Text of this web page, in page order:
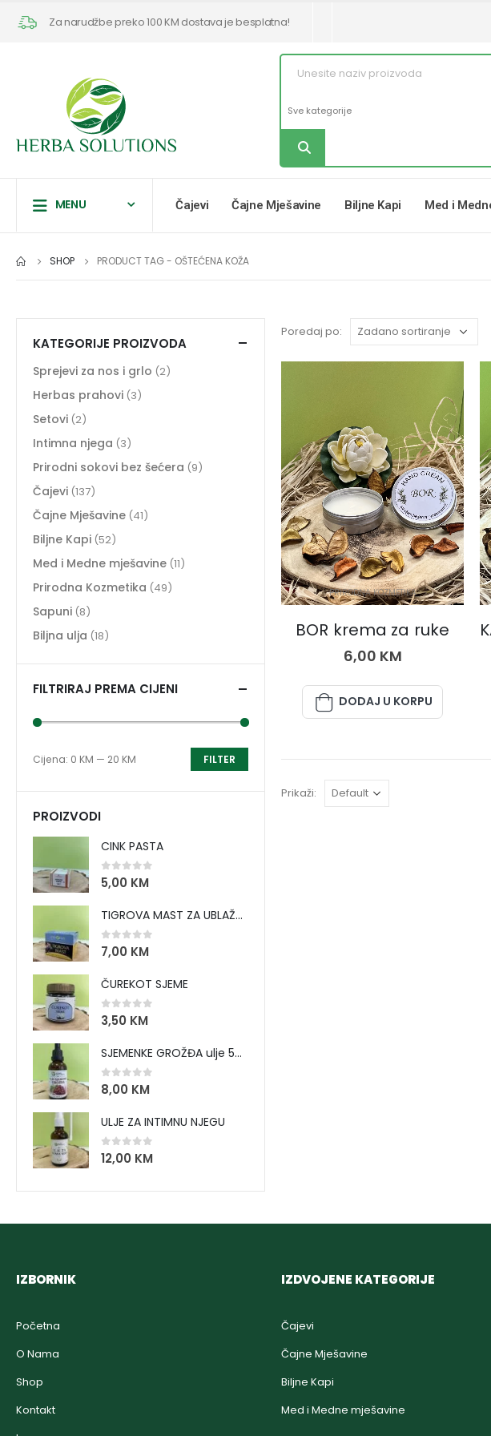
Za narudžbe preko 100 KM dostava je besplatna!
MENU Čajevi Čajne Mješavine Biljne Kapi Med i
SHOP PRODUCT TAG - OŠTEĆENA KOŽA
Poredaj po:
PRIRODNA KOZMETIKA
BOR krema za ruke
6,00 KM
DODAJ U KORPU
Prikaži:
KATEGORIJE PROIZVODA
Sprejevi za nos i grlo (2)
Herbas prahovi (3)
Setovi (2)
Intimna njega (3)
Prirodni sokovi bez šećera (9)
Čajevi (137)
Čajne Mješavine (41)
Biljne Kapi (52)
Med i Medne mješavine (11)
Prirodna Kozmetika (49)
Sapuni (8)
Biljna ulja (18)
FILTRIRAJ PREMA CIJENI
FILTER
Cijena: 0 KM — 20 KM
PROIZVODI
CINK PASTA
0 out of 5
5,00 KM
TIGROVA MAST ZA UBLAŽAVANJE BOLOVA I ZAGRIJAVANJE MIŠIĆA
0 out of 5
7,00 KM
ČUREKOT SJEME
0 out of 5
3,50 KM
SJEMENKE GROŽĐA ulje 50 ml
0 out of 5
8,00 KM
ULJE ZA INTIMNU NJEGU
0out of 5
12,00 KM
IZBORNIK
Početna
O Nama
Shop
Kontakt
IZDVOJENE KATEGORIJE
Čajevi
Čajne Mješavine
Biljne Kapi
Med i Medne mješavine